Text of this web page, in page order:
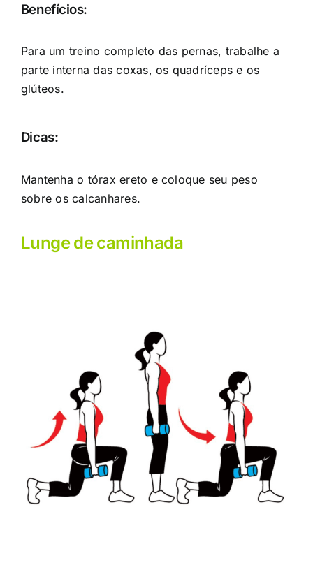
Benefícios:
Para um treino completo das pernas, trabalhe a
parte interna das coxas, os quadríceps e os
glúteos.
Dicas:
Mantenha o tórax ereto e coloque seu peso
sobre os calcanhares.
Lunge de caminhada